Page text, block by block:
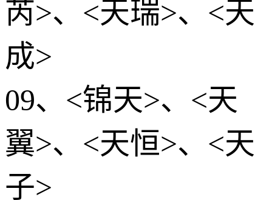
芮>、<天瑞>、<天
成>
09、<锦天>、<天
翼>、<天恒>、<天
子>